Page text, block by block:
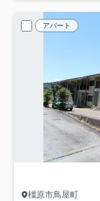
アパート
橿原市鳥屋町